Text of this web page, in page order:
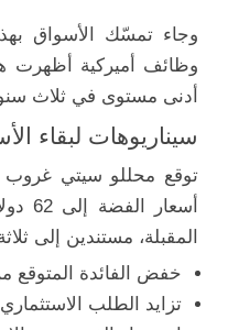
وجاء تمسّك الأسواق
وظائف أميركية أظهرت
أدنى مستوى في ثلاث
سيناريوهات لبقاء الأسعار
توقع محللو سيتي غروب
المقبلة، مستندين إلى
خفض الفائدة المتوقع
تزايد الطلب الاستثماري